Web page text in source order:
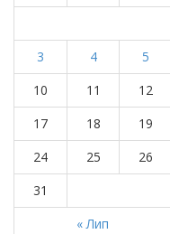
« Лип
3
4 5
10
11 12
17
18 19
24
25 26
31